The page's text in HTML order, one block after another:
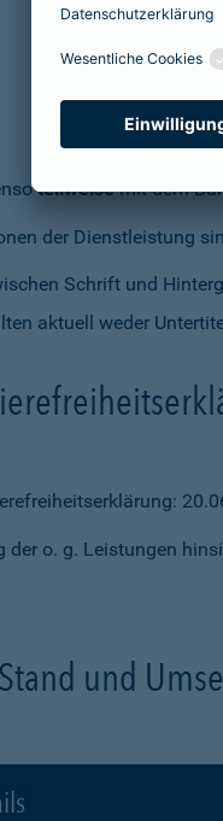
teilweisemit dem
der Dienstleistung
Schrift und
aktuell weder
der o. g. Leistungen
und